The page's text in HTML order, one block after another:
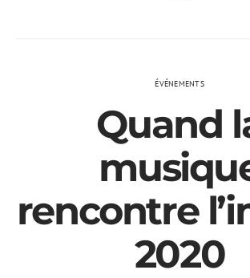
ÉVÉNEMENTS
Quand
rencontre
2020